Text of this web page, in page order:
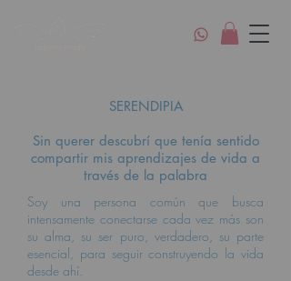
SERENDIPIA
Sin querer descubrí que tenía sentido
compartir mis aprendizajes de vida a
través de la palabra
Soy una persona común que busca
intensamente conectarse cada vez más son
su alma, su ser puro, verdadero, su parte
esencial, para seguir construyendo la vida
desde ahí.